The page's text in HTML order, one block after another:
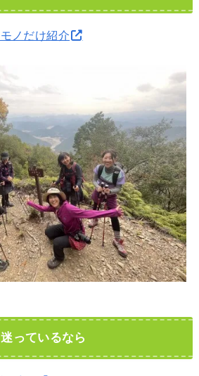
ノだけ紹介
っているなら